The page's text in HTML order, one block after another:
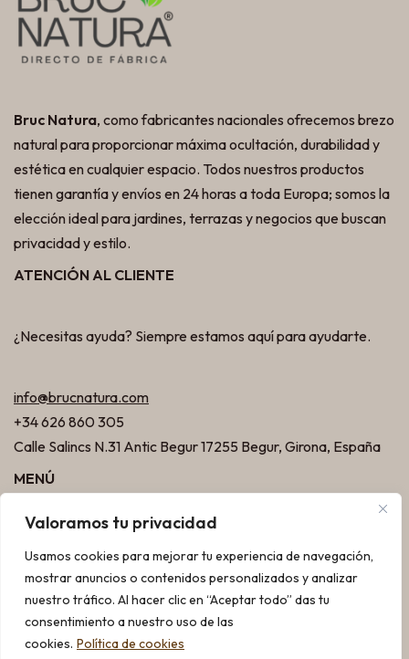
Valoramos tu privacidad
Usamos cookies para mejorar tu experiencia de navegación,
mostrar anuncios o contenidos personalizados y analizar
nuestro tráfico. Al hacer clic en “Aceptar todo” das tu
consentimiento a nuestro uso de las
cookies. Política de cookies
Bruc Natura, como fabricantes nacionales ofrecemos brezo
natural para proporcionar máxima ocultación, durabilidad y
estética en cualquier espacio. Todos nuestros productos
tienen garantía y envíos en 24 horas a toda Europa; somos la
elección ideal para jardines, terrazas y negocios que buscan
privacidad y estilo.
ATENCIÓN AL CLIENTE
¿Necesitas ayuda? Siempre estamos aquí para ayudarte.
info@brucnatura.com
+34 626 860 305
Calle Salincs N.31 Antic Begur 17255 Begur, Girona, España
MENÚ
Mi cuenta
Contacto
Condiciones de compra, cambios y devoluciones